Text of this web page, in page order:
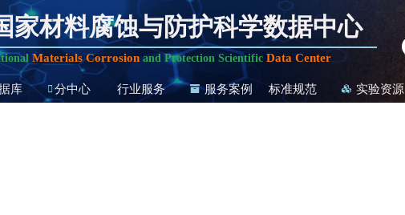
家材料腐蚀与防护科学数据中心
Materials Corrosionand Protection Scientific Data Center
库 分中心 行业服务 服务案例 标准规范 实验资源